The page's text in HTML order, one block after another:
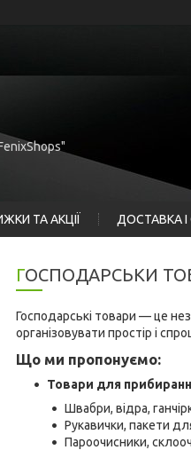
ТА АКЦІЇ ДОСТАВКА
ГОСПОДАРСЬКИ
Господарські товари — це
організовувати простір і
Що ми пропонуємо:
Товари для
Швабри, відра,
Рукавички, пакети
Пароочисники,